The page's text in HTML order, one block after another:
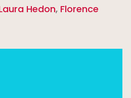
Hedon, Florence